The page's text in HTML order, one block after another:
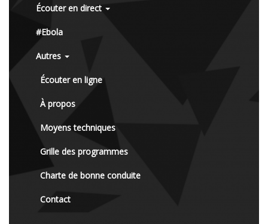
Écouter en direct
#Ebola
Autres
Écouter en ligne
À propos
Moyens techniques
Grille des programmes
Charte de bonne conduite
Contact